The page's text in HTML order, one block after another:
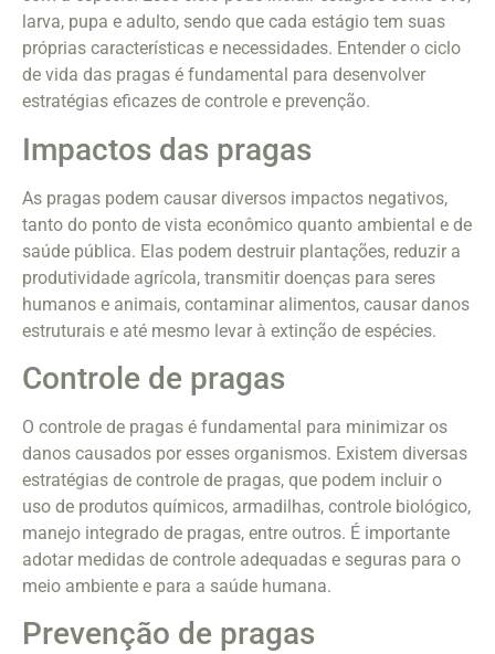
larva, pupa e adulto, sendo que cada estágio tem suas
próprias características e necessidades. Entender o ciclo
de vida das pragas é fundamental para desenvolver
estratégias eficazes de controle e prevenção.
Impactos das pragas
As pragas podem causar diversos impactos negativos,
tanto do ponto de vista econômico quanto ambiental e de
saúde pública. Elas podem destruir plantações, reduzir a
produtividade agrícola, transmitir doenças para seres
humanos e animais, contaminar alimentos, causar danos
estruturais e até mesmo levar à extinção de espécies.
Controle de pragas
O controle de pragas é fundamental para minimizar os
danos causados por esses organismos. Existem diversas
estratégias de controle de pragas, que podem incluir o
uso de produtos químicos, armadilhas, controle biológico,
manejo integrado de pragas, entre outros. É importante
adotar medidas de controle adequadas e seguras para o
meio ambiente e para a saúde humana.
Prevenção de pragas